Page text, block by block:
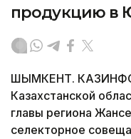
продукцию в
ШЫМКЕНТ.
Казахстанской
главы региона
селекторное